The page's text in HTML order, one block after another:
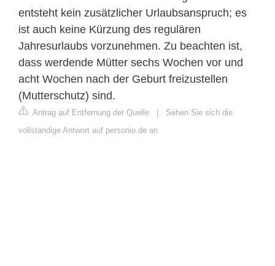
entsteht kein zusätzlicher Urlaubsanspruch; es
ist auch keine Kürzung des regulären
Jahresurlaubs vorzunehmen. Zu beachten ist,
dass werdende Mütter sechs Wochen vor und
acht Wochen nach der Geburt freizustellen
(Mutterschutz) sind.
Antrag auf Entfernung der Quelle | Sehen Sie sich die
vollständige Antwort auf personio.de an